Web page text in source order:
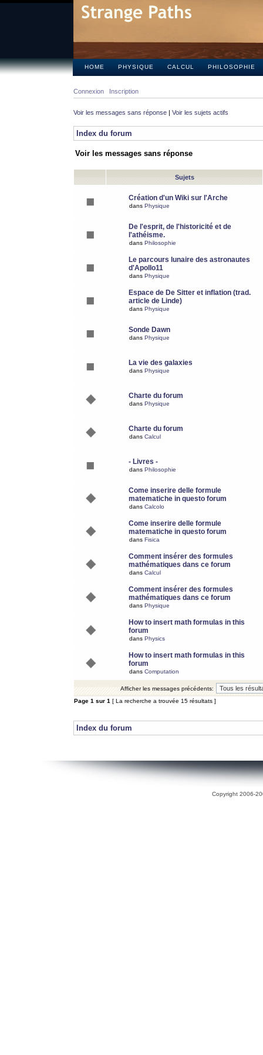
HOME PHYSIQUE CALCUL PHILOSOPHIE
Connexion Inscription
Voir les messages sans réponse | Voir les sujets actifs
Index du forum
Voir les messages sans réponse
Sujets
Création d'un Wiki sur l'Arche
dans Physique
De l'esprit, de l'historicité et de
l'athéisme.
dans Philosophie
Le parcours lunaire des astronautes
d'Apollo11
dans Physique
Espace de De Sitter et inflation (trad.
article de Linde)
dans Physique
Sonde Dawn
dans Physique
La vie des galaxies
dans Physique
Charte du forum
dans Physique
Charte du forum
dans Calcul
- Livres -
dans Philosophie
Come inserire delle formule
matematiche in questo forum
dans Calcolo
Come inserire delle formule
matematiche in questo forum
dans Fisica
Comment insérer des formules
mathématiques dans ce forum
dans Calcul
Comment insérer des formules
mathématiques dans ce forum
dans Physique
How to insert math formulas in this
forum
dans Physics
How to insert math formulas in this
forum
dans Computation
Afficher les messages précédents:
Page 1 sur 1 [ La recherche a trouvée 15 résultats ]
Index du forum
Copyright 2006-